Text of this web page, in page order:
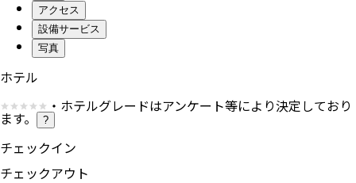
アクセス
設備サービス
写真
ホテル
・ホテルグレードはアンケート等により決定しており
ます。 ?
チェックイン
チェックアウト